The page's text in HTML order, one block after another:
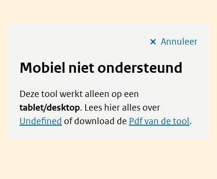
Annuleer
Mobiel niet ondersteund
Deze tool werkt alleen op een
tablet/desktop. Lees hier alles over
undefined of download de Pdf van de tool.